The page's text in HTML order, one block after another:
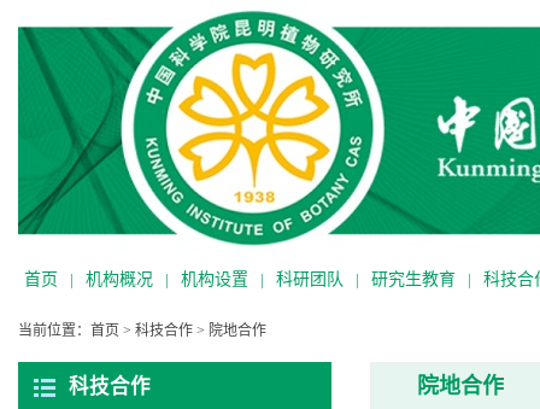
首页 | 机构概况 | 机构设置 | 科研团队 | 研究生教育 | 科技合
当前位置： 首页 > 科技合作 > 院地合作
科技合作 院地合作